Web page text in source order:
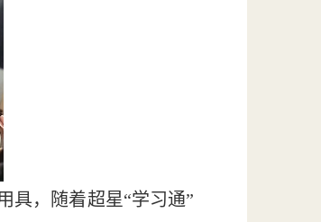
具，随着超星“学习通”